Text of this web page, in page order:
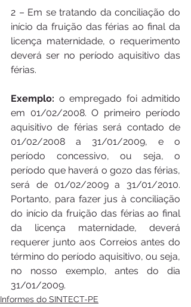
2 – Em se tratando da conciliação do
início da fruição das férias ao final da
licença maternidade, o requerimento
deverá ser no período aquisitivo das
férias.
Exemplo: o empregado foi admitido
em 01/02/2008. O primeiro período
aquisitivo de férias será contado de
01/02/2008 a 31/01/2009, e o
período concessivo, ou seja, o
período que haverá o gozo das férias,
será de 01/02/2009 a 31/01/2010.
Portanto, para fazer jus à conciliação
do início da fruição das férias ao final
da licença maternidade, deverá
requerer junto aos Correios antes do
término do período aquisitivo, ou seja,
no nosso exemplo, antes do dia
31/01/2009.
Informes do SINTECT-PE